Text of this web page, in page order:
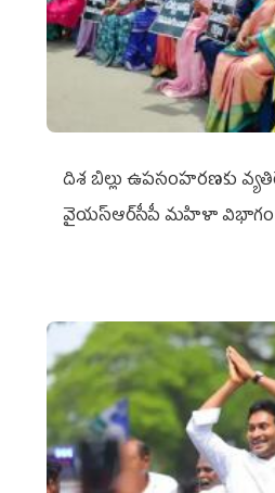
దిశ బిల్లు ఉపసంహరణకు
వైయ‌స్ఆర్‌సీపీ మహిళా విభాగం